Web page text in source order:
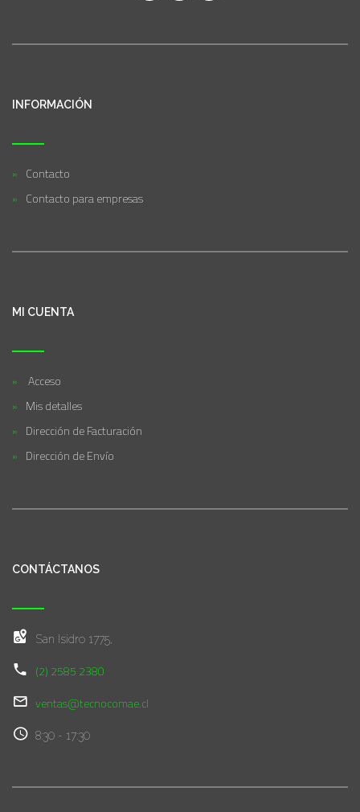
INFORMACIÓN
Contacto
Contacto para empresas
MI CUENTA
Acceso
Mis detalles
Dirección de Facturación
Dirección de Envío
CONTÁCTANOS
San Isidro 1775,
(2) 2585 2380
ventas@tecnocomae.cl
8:30 - 17:30